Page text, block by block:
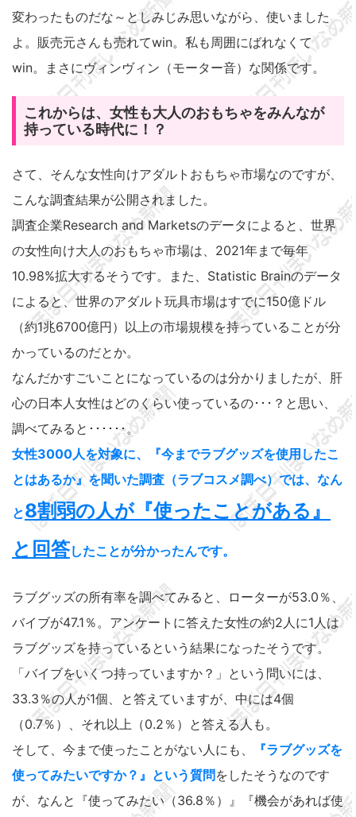
変わったものだな～としみじみ思いながら、使いました
よ。販売元さんも売れてwin。私も周囲にばれなくて
win。まさにヴィンヴィン（モーター音）な関係です。
これからは、女性も大人のおもちゃをみんなが
持っている時代に！？
さて、そんな女性向けアダルトおもちゃ市場なのですが、
こんな調査結果が公開されました。
調査企業Research and Marketsのデータによると、世界
の女性向け大人のおもちゃ市場は、2021年まで毎年
10.98%拡大するそうです。また、Statistic Brainのデータ
によると、世界のアダルト玩具市場はすでに150億ドル
（約1兆6700億円）以上の市場規模を持っていることが分
かっているのだとか。
なんだかすごいことになっているのは分かりましたが、肝
心の日本人女性はどのくらい使っているの･･･？と思い、
調べてみると･･････。
女性3000人を対象に、『今までラブグッズを使用したこ
とはあるか』を聞いた調査（ラブコスメ調べ）では、なん
と8割弱の人が『使ったことがある』
と回答したことが分かったんです。
ラブグッズの所有率を調べてみると、ローターが53.0％、
バイブが47.1％。アンケートに答えた女性の約2人に1人は
ラブグッズを持っているという結果になったそうです。
「バイブをいくつ持っていますか？」という問いには、
33.3％の人が1個、と答えていますが、中には4個
（0.7％）、それ以上（0.2％）と答える人も。
そして、今まで使ったことがない人にも、
『ラブグッズを
使ってみたいですか？』という質問 をしたそうなのです
が、なんと『使ってみたい（36.8％）』『機会があれば使